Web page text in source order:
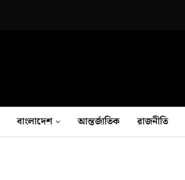
বাংলাদেশ আন্তর্জাতিক রাজনীতি